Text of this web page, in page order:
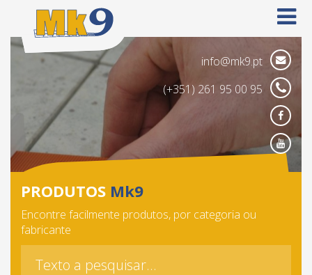
info@mk9.pt
(+351) 261 95 00 95
PRODUTOS Mk9
Encontre facilmente produtos, por categoria ou
fabricante